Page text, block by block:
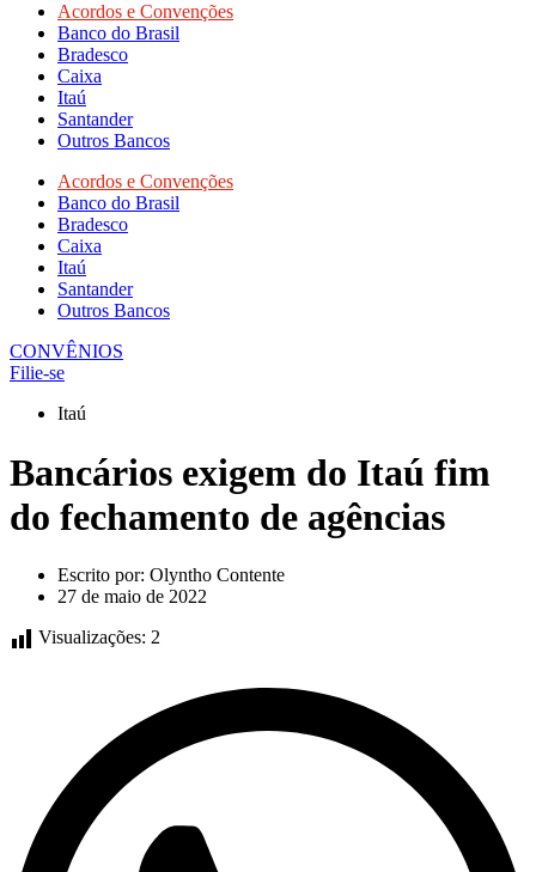
Acordos e Convenções
Banco do Brasil
Bradesco
Caixa
Itaú
Santander
Outros Bancos
Acordos e Convenções
Banco do Brasil
Bradesco
Caixa
Itaú
Santander
Outros Bancos
CONVÊNIOS
Filie-se
Itaú
Bancários exigem do Itaú fim
do fechamento de agências
Escrito por: Olyntho Contente
27 de maio de 2022
Visualizações: 2